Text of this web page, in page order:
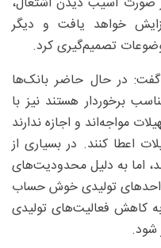
خواهد یافت و دیگر
تصمیم‌گیری کرد.
گفت: در حال حاضر بانک‌ها
برخوردار هستند نیز با
مواجه‌اند و اجازه ندارند
اعطا کنند. در بسیاری از
اما به دلیل محدودیت‌های
تولیدی خوش‌ حساب
کاهش فعالیت‌های تولیدی
شود.